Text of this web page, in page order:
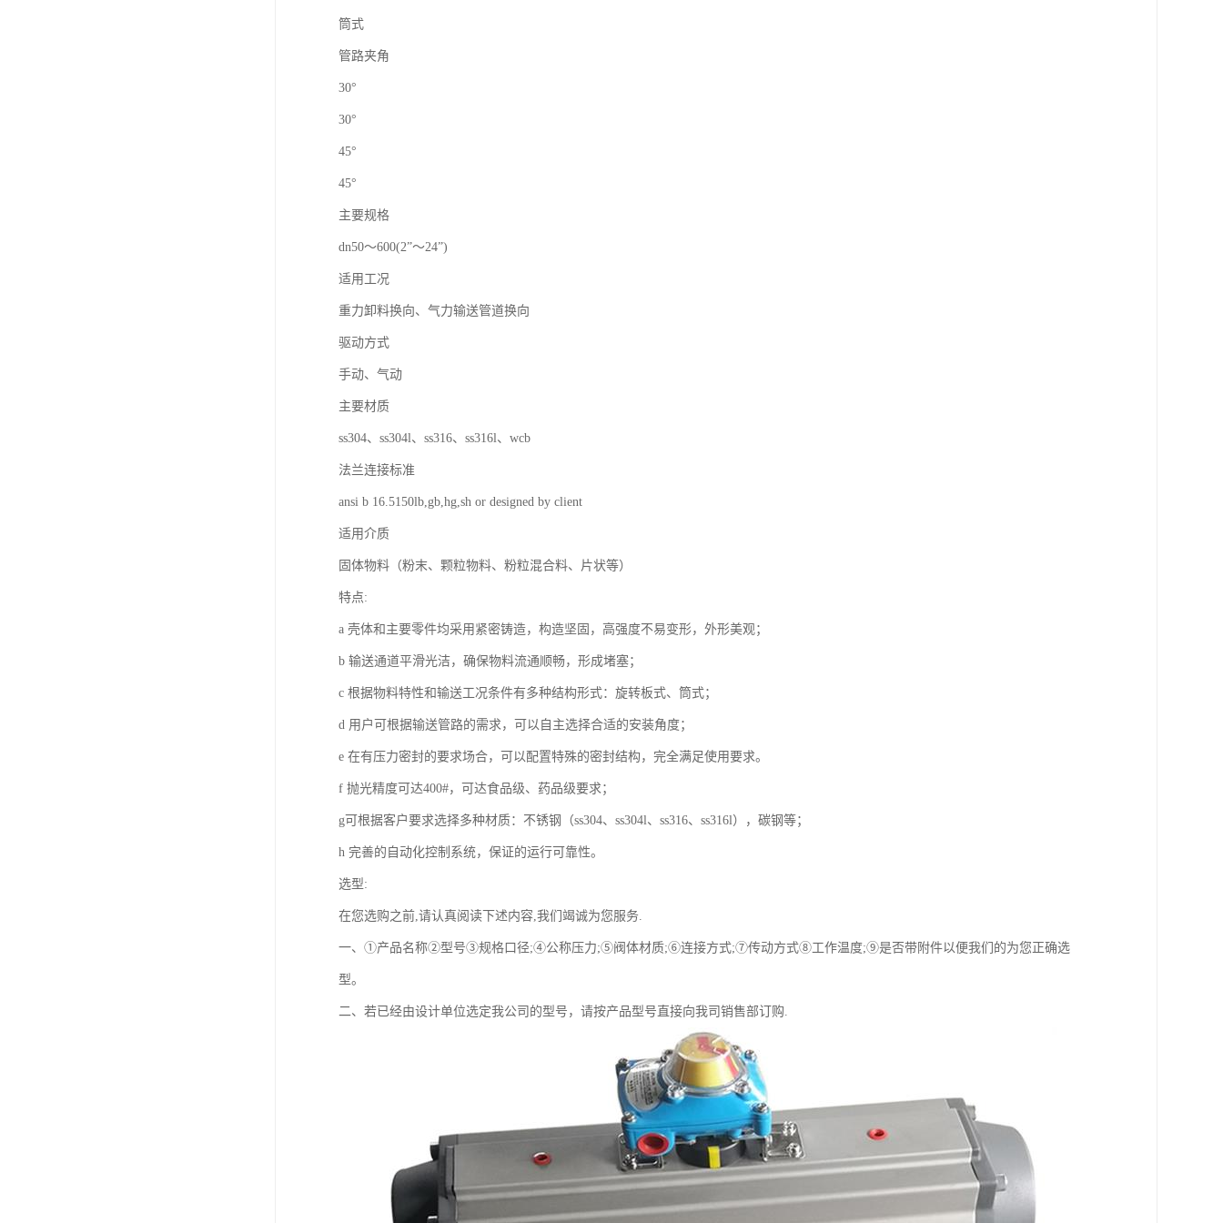
筒式
管路夹角
30°
30°
45°
45°
主要规格
dn50～600(2”～24”)
适用工况
重力卸料换向、气力输送管道换向
驱动方式
手动、气动
主要材质
ss304、ss304l、ss316、ss316l、wcb
法兰连接标准
ansi b 16.5150lb,gb,hg,sh or designed by client
适用介质
固体物料（粉末、颗粒物料、粉粒混合料、片状等）
特点:
a 壳体和主要零件均采用紧密铸造，构造坚固，高强度不易变形，外形美观；
b 输送通道平滑光洁，确保物料流通顺畅，形成堵塞；
c 根据物料特性和输送工况条件有多种结构形式：旋转板式、筒式；
d 用户可根据输送管路的需求，可以自主选择合适的安装角度；
e 在有压力密封的要求场合，可以配置特殊的密封结构，完全满足使用要求。
f 抛光精度可达400#，可达食品级、药品级要求；
g可根据客户要求选择多种材质：不锈钢（ss304、ss304l、ss316、ss316l），碳钢等；
h 完善的自动化控制系统，保证的运行可靠性。
选型:
在您选购之前,请认真阅读下述内容,我们竭诚为您服务.
一、①产品名称②型号③规格口径;④公称压力;⑤阀体材质;⑥连接方式;⑦传动方式⑧工作温度;⑨是否带附件以便我们的为您正确选
型。
二、若已经由设计单位选定我公司的型号，请按产品型号直接向我司销售部订购.